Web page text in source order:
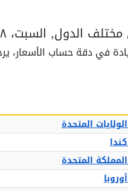
السبت، ١٨ أكتوبر ٢٠٢٥
المتحدة
المتحدة